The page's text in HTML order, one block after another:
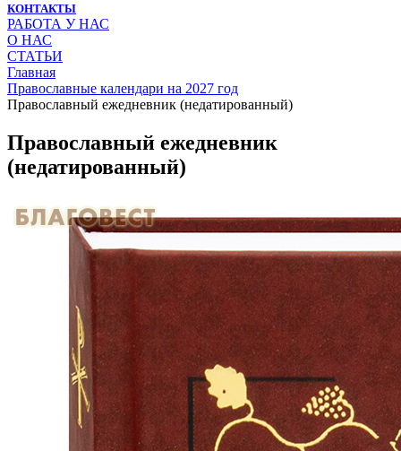
КОНТАКТЫ
РАБОТА У НАС
О НАС
СТАТЬИ
Главная
Православные календари на 2027 год
Православный ежедневник (недатированный)
Православный ежедневник
(недатированный)